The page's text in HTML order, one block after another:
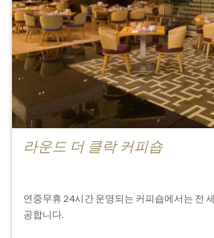
라운드 더 클락 커피숍
연중무휴 24시간 운영되는 커피숍에서는 전
공합니다.